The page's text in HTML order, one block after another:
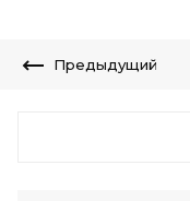
Предыдущий